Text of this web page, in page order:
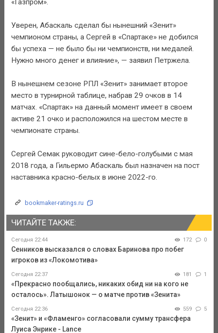
«Газпром».
Уверен, Абаскаль сделал бы нынешний «Зенит»
чемпионом страны, а Сергей в «Спартаке» не добился
бы успеха — не было бы ни чемпионств, ни медалей.
Нужно много денег и влияние», — заявил Петржела.
В нынешнем сезоне РПЛ «Зенит» занимает второе
место в турнирной таблице, набрав 29 очков в 14
матчах. «Спартак» на данный момент имеет в своем
активе 21 очко и расположился на шестом месте в
чемпионате страны.
Сергей Семак руководит сине-бело-голубыми с мая
2018 года, а Гильермо Абаскаль был назначен на пост
наставника красно-белых в июне 2022-го.
bookmaker-ratings.ru
ЧИТАЙТЕ ТАКЖЕ:
Сегодня 22:44 172 0
Сенников высказался о словах Баринова про побег
игроков из «Локомотива»
Сегодня 22:37 181 1
«Прекрасно пообщались, никаких обид ни на кого не
осталось». Латышонок — о матче против «Зенита»
Сегодня 22:36 559 5
«Зенит» и «Фламенго» согласовали сумму трансфера
Луиса Энрике - Lance